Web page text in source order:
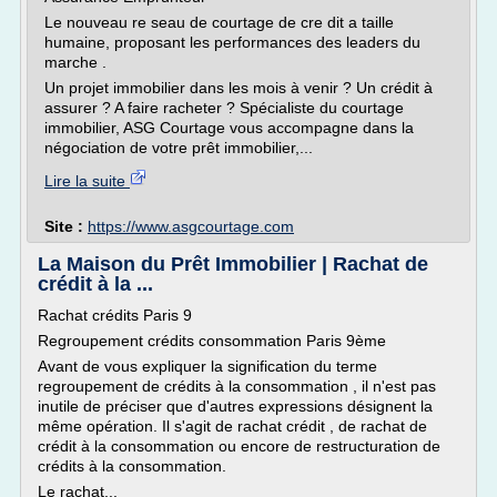
Le nouveau re seau de courtage de cre dit a taille
humaine, proposant les performances des leaders du
marche .
Un projet immobilier dans les mois à venir ? Un crédit à
assurer ? A faire racheter ? Spécialiste du courtage
immobilier, ASG Courtage vous accompagne dans la
négociation de votre prêt immobilier,...
Lire la suite
Site : https://www.asgcourtage.com
La Maison du Prêt Immobilier | Rachat de
crédit à la ...
Rachat crédits Paris 9
Regroupement crédits consommation Paris 9ème
Avant de vous expliquer la signification du terme
regroupement de crédits à la consommation , il n'est pas
inutile de préciser que d'autres expressions désignent la
même opération. Il s'agit de rachat crédit , de rachat de
crédit à la consommation ou encore de restructuration de
crédits à la consommation.
Le rachat...